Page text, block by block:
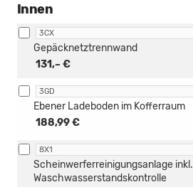
Innen
3CX
131,– €
Gepäcknetztrennwand
3GD
188,99 €
Ebener Ladeboden im Kofferraum
8X1
Scheinwerferreinigungsanlage inkl.
Waschwasserstandskontrolle